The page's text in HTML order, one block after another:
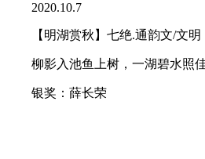
2020.10.7
【明湖赏秋】七绝.通韵文/文明
柳影入池鱼上树，一湖碧水照佳
银奖：薛长荣